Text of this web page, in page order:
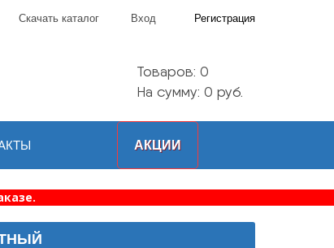
Скачать каталог Вход Регистрация
Товаров: 0
На сумму: 0 руб.
АКЦИИ